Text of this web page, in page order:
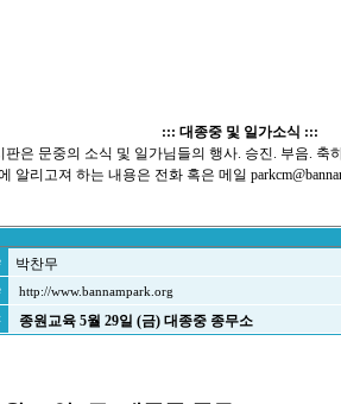
::: 대종중 및 일가소식 :::
판은 문중의 소식 및 일가님들의 행사. 승진. 부음. 축
알리고져 하는 내용은 전화 혹은 메일
박찬무
http://www.bannampark.org
종원교육 5월 29일 (금) 대종중 종무소